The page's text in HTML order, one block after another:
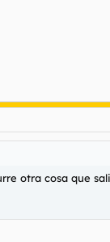
otra cosa que